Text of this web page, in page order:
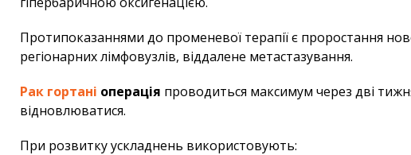
Протипоказаннями до променевої терапії є проростання
регіонарних лімфовузлів, віддалене метастазування.
Рак гортані операція проводиться максимум через дві
відновлюватися.
При розвитку ускладнень використовують: